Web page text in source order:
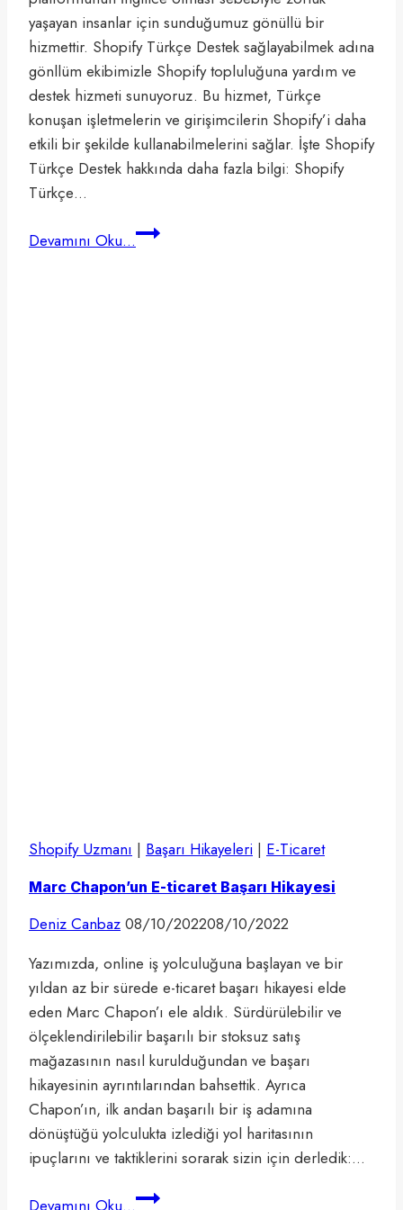
E-
Ticaret
Altyapısı
yaşayan insanlar için sunduğumuz gönüllü bir
hizmettir. Shopify Türkçe Destek sağlayabilmek adına
gönllüm ekibimizle Shopify topluluğuna yardım ve
destek hizmeti sunuyoruz. Bu hizmet, Türkçe
konuşan işletmelerin ve girişimcilerin Shopify’i daha
etkili bir şekilde kullanabilmelerini sağlar. İşte Shopify
Türkçe Destek hakkında daha fazla bilgi: Shopify
Türkçe…
Devamını Oku...Shopify
Shopify Uzmanı | Başarı Hikayeleri | E-Ticaret
Marc Chapon’un E-ticaret Başarı Hikayesi
Deniz Canbaz 08/10/202208/10/2022
Yazımızda, online iş yolculuğuna başlayan ve bir
yıldan az bir sürede e-ticaret başarı hikayesi elde
eden Marc Chapon’ı ele aldık. Sürdürülebilir ve
ölçeklendirilebilir başarılı bir stoksuz satış
mağazasının nasıl kurulduğundan ve başarı
hikayesinin ayrıntılarından bahsettik. Ayrıca
Chapon’ın, ilk andan başarılı bir iş adamına
dönüştüğü yolculukta izlediği yol haritasının
ipuçlarını ve taktiklerini sorarak sizin için derledik:…
Marc